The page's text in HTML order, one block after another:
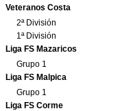
Veteranos Costa
2ª División
1ª División
Liga FS Mazaricos
Grupo 1
Liga FS Malpica
Grupo 1
Liga FS Corme